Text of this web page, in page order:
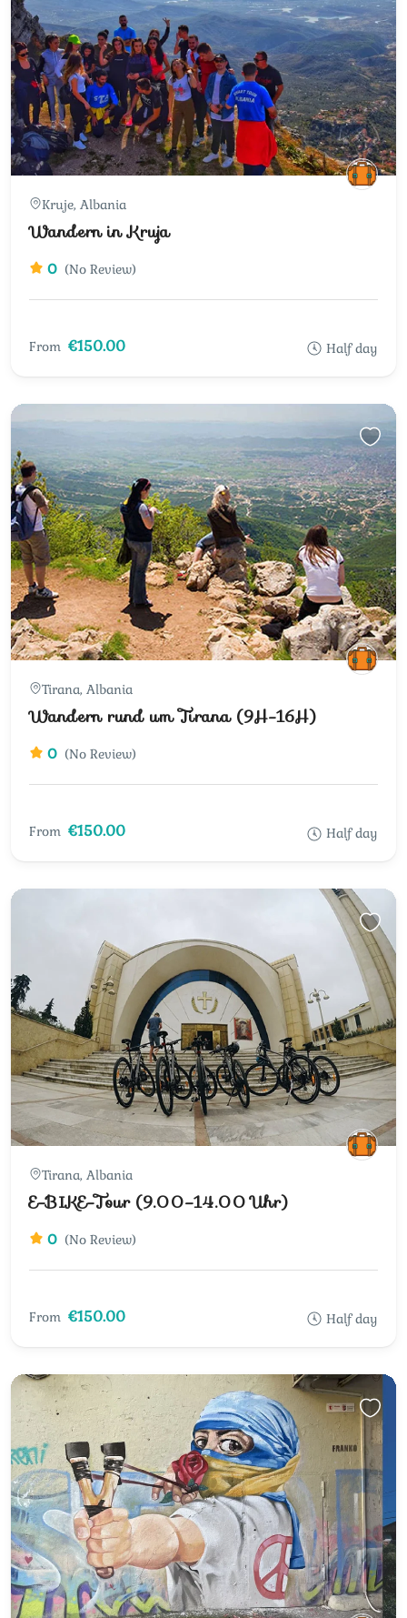
Kruje, Albania
Wandern in Kruja
0 (No Review)
From €150.00 Half day
Tirana, Albania
Wandern rund um Tirana (9H-16H)
0 (No Review)
From €150.00 Half day
Tirana, Albania
E-BIKE-Tour (9.00–14.00 Uhr)
0 (No Review)
From €150.00 Half day